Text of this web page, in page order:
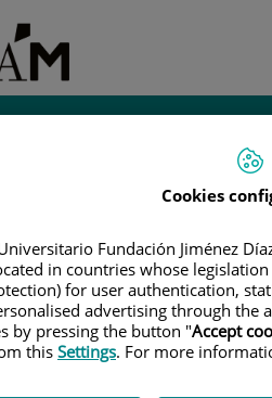
Cookies
Fundación Jiménez
in countries whose
for user authentication,
advertising through the
by pressing the button "Accept
thisSettings. For more